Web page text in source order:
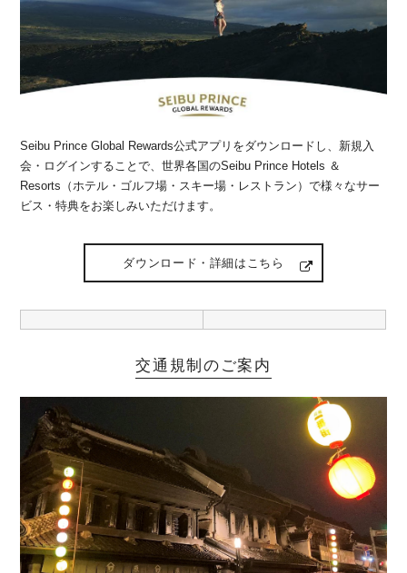
Seibu Prince Global Rewards公式アプリをダウンロードし、新規入
会・ログインすることで、世界各国のSeibu Prince Hotels ＆
Resorts（ホテル・ゴルフ場・スキー場・レストラン）で様々なサー
ビス・特典をお楽しみいただけます。
ダウンロード・詳細はこちら
交通規制のご案内